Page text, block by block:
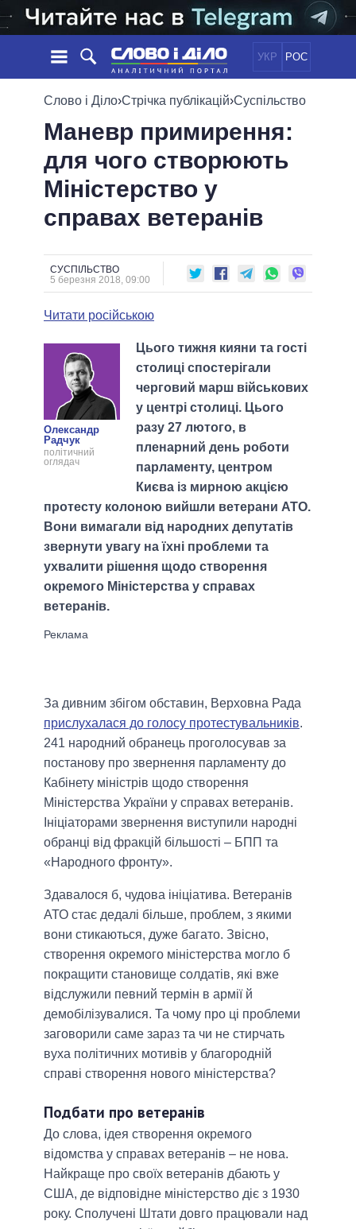
УКР РОС
НОВИНИ
СТРІЧКА
ПОДІЇ
СТАТТІ
ОГЛЯДИ
ДАЙДЖЕСТИ
ПОЛІТИКА
ЕКОНОМІКА
СУСПІЛЬСТВО
СВІТ
ОБIЦЯНКИ
ПОЛIТИКИ
УСІ ПОЛІТИКИ
ПРЕЗИДЕНТ І ОФІС
ВЕРХОВНА РАДА
КАБІНЕТ МІНІСТРІВ
МЕРИ МІСТ
ВСІ ПЕРСОНИ
ІНФОГРАФІКА
ПІДТРИМАТИ
ПОРІВНЯННЯ ПОЛІТИКІВ
Слово і Діло›Стрічка публікацій›Суспільство
Маневр примирення:
для чого створюють
Міністерство у
справах ветеранів
СУСПІЛЬСТВО
5 березня 2018, 09:00
Читати російською
Олександр
Радчук
політичний
оглядач
Цього тижня кияни та гості
столиці спостерігали
черговий марш військових
у центрі столиці. Цього
разу 27 лютого, в
пленарний день роботи
парламенту, центром
Києва із мирною акцією
протесту колоною вийшли ветерани АТО.
Вони вимагали від народних депутатів
звернути увагу на їхні проблеми та
ухвалити рішення щодо створення
окремого Міністерства у справах
ветеранів.
За дивним збігом обставин, Верховна Рада
прислухалася до голосу протестувальників.
241 народний обранець проголосував за
постанову про звернення парламенту до
Кабінету міністрів щодо створення
Міністерства України у справах ветеранів.
Ініціаторами звернення виступили народні
обранці від фракцій більшості – БПП та
«Народного фронту».
Здавалося б, чудова ініціатива. Ветеранів
АТО стає дедалі більше, проблем, з якими
вони стикаються, дуже багато. Звісно,
створення окремого міністерства могло б
покращити становище солдатів, які вже
відслужили певний термін в армії й
демобілізувалися. Та чому про ці проблеми
заговорили саме зараз та чи не стирчать
вуха політичних мотивів у благородній
справі створення нового міністерства?
Подбати про ветеранів
До слова, ідея створення окремого
відомства у справах ветеранів – не нова.
Найкраще про своїх ветеранів дбають у
США, де відповідне міністерство діє з 1930
року. Сполучені Штати довго працювали над